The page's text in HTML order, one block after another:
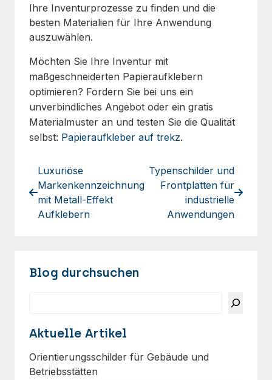
Ihre Inventurprozesse zu finden und die
besten Materialien für Ihre Anwendung
auszuwählen.
Möchten Sie Ihre Inventur mit
maßgeschneiderten Papieraufklebern
optimieren? Fordern Sie bei uns ein
unverbindliches Angebot oder ein gratis
Materialmuster an und testen Sie die Qualität
selbst: Papieraufkleber auf trekz.
Luxuriöse
Markenkennzeichnung
mit Metall-Effekt
Aufklebern
Typenschilder und
Frontplatten für
industrielle
Anwendungen
Blog durchsuchen
Aktuelle Artikel
Orientierungsschilder für Gebäude und
Betriebsstätten